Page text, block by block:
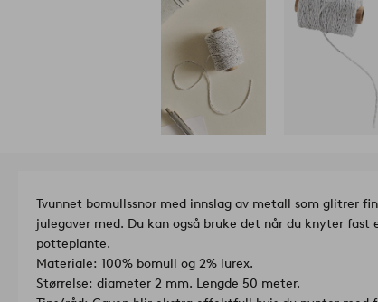
Tvunnet bomullssnor med innslag av metall som glitrer
julegaver med. Du kan også bruke det når du knyter
potteplante.
Materiale: 100% bomull og 2% lurex.
Størrelse: diameter 2 mm. Lengde 50 meter.